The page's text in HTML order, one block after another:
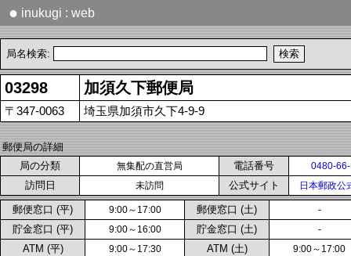
● inukugi : web
局名検索:
03298 加須久下郵便局
〒347-0063 埼玉県加須市久下4-9-9
郵便局の詳細
局の分類
無集配の直営局 電話番号 0480-
訪問日 未訪問 公式サイト 日本郵政公
郵便窓口 (平) 9:00～17:00 郵便窓口 (土) -
貯金窓口 (平) 9:00～16:00 貯金窓口 (土) -
ATM (平) 9:00～17:30 ATM (土) 9:00～17:00